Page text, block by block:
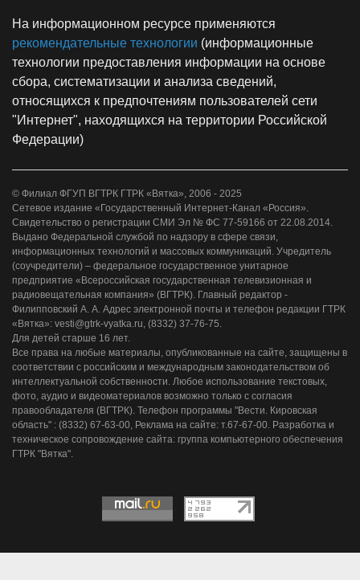
На информационном ресурсе применяются
рекомендательные технологии (информационные
технологии предоставления информации на основе
сбора, систематизации и анализа сведений,
относящихся к предпочтениям пользователей сети
"Интернет", находящихся на территории Российской
Федерации)
© Филиал ФГУП ВГТРК ГТРК «Вятка», 2006 - 2025
Сетевое издание «Государственный Интернет-Канал «Россия».
Свидетельство о регистрации СМИ Эл № ФС 77-59166 от 22.08.2014.
Выдано Федеральной службой по надзору в сфере связи,
информационных технологий и массовых коммуникаций. Учредитель
(соучредители) – федеральное государственное унитарное
предприятие «Всероссийская государственная телевизионная и
радиовещательная компания» (ВГТРК). Главный редактор -
Филипповский А. А. Адрес электронной почты и телефон редакции ГТРК
«Вятка»: vesti@gtrk-vyatka.ru, (8332) 37-76-75.
Для детей старше 16 лет.
Все права на любые материалы, опубликованные на сайте, защищены в
соответствии с российским и международным законодательством об
интеллектуальной собственности. Любое использование текстовых,
фото, аудио и видеоматериалов возможно только с согласия
правообладателя (ВГТРК). Телефон программы "Вести. Кировская
область" : (8332) 67-63-00, Реклама на сайте: т.67-67-00. Разработка и
техническое сопровождение сайта: группа компьютерного обеспечения
ГТРК "Вятка".